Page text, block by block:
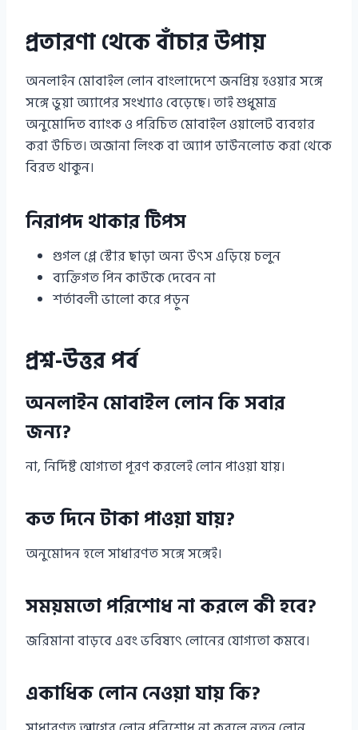
প্রতারণা থেকে বাঁচার উপায়
অনলাইন মোবাইল লোন বাংলাদেশে জনপ্রিয় হওয়ার সঙ্গে
সঙ্গে ভুয়া অ্যাপের সংখ্যাও বেড়েছে। তাই শুধুমাত্র
অনুমোদিত ব্যাংক ও পরিচিত মোবাইল ওয়ালেট ব্যবহার
করা উচিত। অজানা লিংক বা অ্যাপ ডাউনলোড করা থেকে
বিরত থাকুন।
নিরাপদ থাকার টিপস
গুগল প্লে স্টোর ছাড়া অন্য উৎস এড়িয়ে চলুন
ব্যক্তিগত পিন কাউকে দেবেন না
শর্তাবলী ভালো করে পড়ুন
প্রশ্ন-উত্তর পর্ব
অনলাইন মোবাইল লোন কি সবার
জন্য?
না, নির্দিষ্ট যোগ্যতা পূরণ করলেই লোন পাওয়া যায়।
কত দিনে টাকা পাওয়া যায়?
অনুমোদন হলে সাধারণত সঙ্গে সঙ্গেই।
সময়মতো পরিশোধ না করলে কী হবে?
জরিমানা বাড়বে এবং ভবিষ্যৎ লোনের যোগ্যতা কমবে।
একাধিক লোন নেওয়া যায় কি?